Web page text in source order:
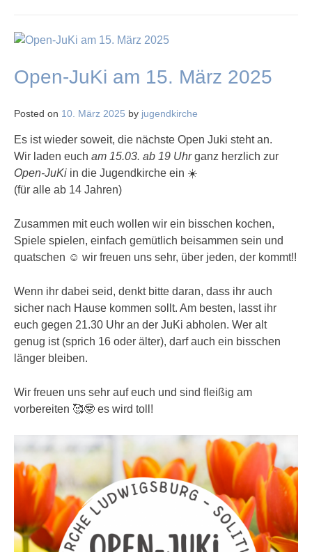
Open-JuKi am 15. März 2025
Posted on 10. März 2025 by jugendkirche
Es ist wieder soweit, die nächste Open Juki steht an.
Wir laden euch am 15.03. ab 19 Uhrganz herzlich zur
Open-JuKi in die Jugendkirche ein ☀️
(für alle ab 14 Jahren)
Zusammen mit euch wollen wir ein bisschen kochen,
Spiele spielen, einfach gemütlich beisammen sein und
quatschen ☺️ wir freuen uns sehr, über jeden, der kommt!!
Wenn ihr dabei seid, denkt bitte daran, dass ihr auch
sicher nach Hause kommen sollt. Am besten, lasst ihr
euch gegen 21.30 Uhr an der JuKi abholen. Wer alt
genug ist (sprich 16 oder älter), darf auch ein bisschen
länger bleiben.
Wir freuen uns sehr auf euch und sind fleißig am
vorbereiten 🥰🤓 es wird toll!